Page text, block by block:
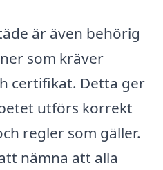
är även behörig
som kräver
certifikat. Detta ger
utförs korrekt
regler som gäller.
nämna att alla